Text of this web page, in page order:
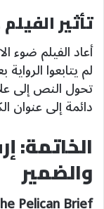
تأثير
أعاد الفيلم ضوء
لم يتابعوا
تحول النص إلى
دائمة إلى عنوان
الخاتمة:
والضمير